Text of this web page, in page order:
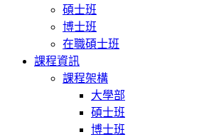
碩士班
博士班
在職碩士班
課程資訊
課程架構
大學部
碩士班
博士班